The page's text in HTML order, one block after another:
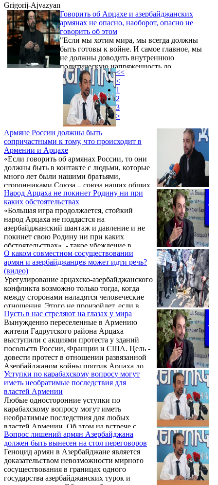
Grigorij-Ajvazyan
Говорить об Арцахе и азербайджанских
армянах не опасно, наоборот, опасно не
говорить об этом
"Если мы хотим мира, мы всегда должны
быть готовы к войне. И самое главное, мы
не должны доводить внутреннюю
политическую напряженность до
гражданской войны, которая станет
подарком для Азербайджана. Мы не
должны оправдывать действия
Азербайджана, а обязаны делать то, что
считаем правильным для нашей
государственности и нации", - сказал в
интервью Step1.am председатель Ассамблеи
азербайджанских армян, историк Григорий
Айвазян.
Армяне России должны быть
сопричастными к тому, что происходит в
Армении и Арцахе
«Если говорить об армянах России, то они
должны быть в контакте с людьми, которые
много лет были нашими братьями,
сторонниками Союза – союза наших общих
интересов – интересов Арцаха, Армении и
России», - такое убеждение в интервью
Информационному Центру «Еркрамас»
высказал кандидат исторических наук,
кавказовед Григорий Айвазян.
Народ Арцаха не покинет Родину ни при
каких обстоятельствах
«Большая игра продолжается, стойкий
народ Арцаха не поддастся на
азербайджанский шантаж и давление и не
покинет свою Родину ни при каких
обстоятельствах», - такое убеждение в
интервью Информационному Центру
«Еркрамас» высказал кандидат
исторических наук, кавказовед Григорий
Айвазян.
О каком совместном сосуществовании
армян и азербайджанцев может идти речь?
(видео)
Урегулирование арцахско-азербайджанского
конфликта возможно только тогда, когда
между сторонами наладятся человеческие
отношения. Этого не произойдет, если в
Азербайджане будет поощряться публичное
отрезание голов армян и выставление этого
в интернет и т.д. Когда Алиев каждый день
подогревает в Азербайджане
арменофобский нацизм о каком совместном
сосуществовании может идти речь?
Пусть в нас стреляют на глазах у мира
Вынужденно переселенные в Армению
жители Гадрутского района Арцаха
выступили с акциями протеста у зданий
посольств России, Франции и США. Цель -
довести протест в отношении развязанной
Азербайджаном войны против Арцаха до
государств-сопредседателей Минской
группы ОБСЕ и требование своего
возвращения на родину и возвращения
Гадрута Арцаху.
Уступки по карабахскому вопросу могут
иметь необратимые последствия для
властей Армении
Любые односторонние уступки по
карабахскому вопросу могут иметь
необратимые последствия для любых
властей Армении. Об этом на встрече с
журналистами заявил руководитель
Ассамблеи азербайджанских армян
Григорий Айвазян.
Вопрос лишений армян Азербайджана
должен быть вынесен на стол переговоров
Геноцид армян в Азербайджане является
доказательством невозможности мирного
сосуществования в границах одного
государства азербайджанских турок и
<<
<
1
2
3
>